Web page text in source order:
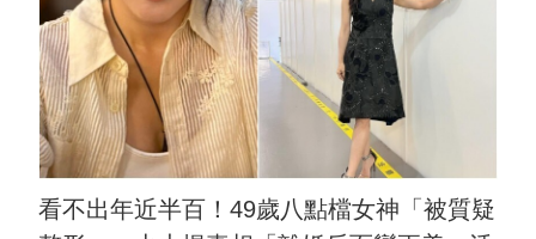
看不出年近半百！49歲八點檔女神「被質疑